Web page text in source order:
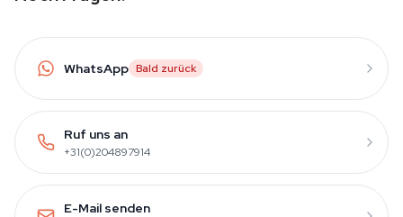
WhatsApp Bald zurück
Ruf uns an
+31(0)204897914
E-Mail senden